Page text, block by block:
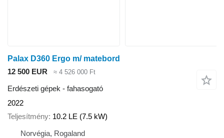
Palax D360 Ergo m/ matebord
12 500 EUR
≈ 4 526 000 Ft
Erdészeti gépek - fahasogató
2022
Teljesítmény 10.2 LE (7.5 kW)
Norvégia, Rogaland